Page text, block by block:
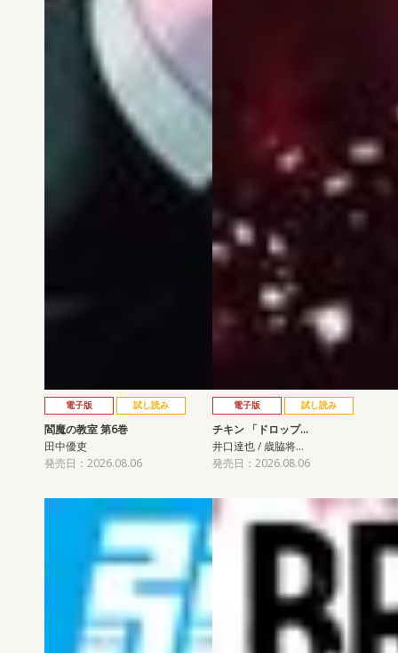
電子版 試し読み
閻魔の教室 第6巻
田中優吏
発売日：2026.08.06
電子版 試し読み
チキン 「ドロップ…
井口達也 / 歳脇将…
発売日：2026.08.06